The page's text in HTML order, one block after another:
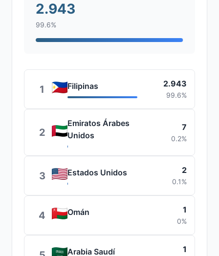
2.943
99.6%
1 Filipinas 2.943
99.6%
2
Emiratos Árabes
Unidos
7
0.2%
3 Estados Unidos 2
0.1%
4 Omán 1
0%
Arabia Saudí 1